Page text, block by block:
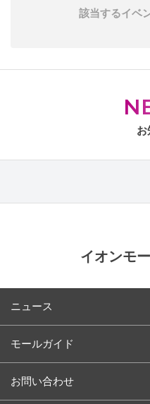
該当するイベ
お
イオンモ
ニュース
モールガイド
お問い合わせ